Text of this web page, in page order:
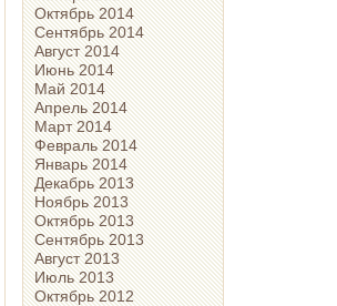
Октябрь 2014
Сентябрь 2014
Август 2014
Июнь 2014
Май 2014
Апрель 2014
Март 2014
Февраль 2014
Январь 2014
Декабрь 2013
Ноябрь 2013
Октябрь 2013
Сентябрь 2013
Август 2013
Июль 2013
Октябрь 2012